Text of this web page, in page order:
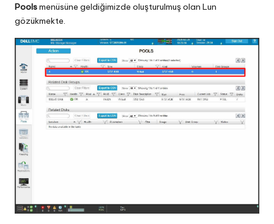
Poolsmenüsüne geldiğimizde oluşturulmuş olan Lun
gözükmekte.